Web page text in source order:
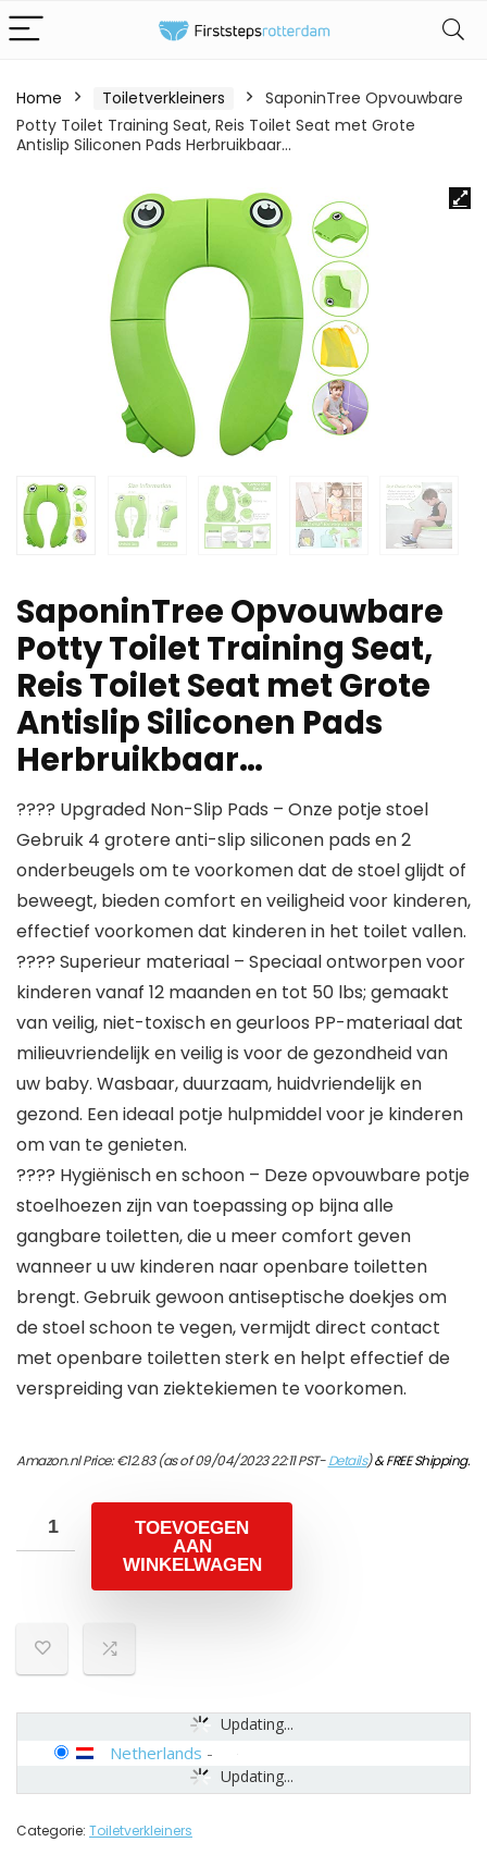
Home Toiletverkleiners
SaponinTree Opvouwbare
Potty Toilet Training Seat, Reis Toilet Seat met Grote
Antislip Siliconen Pads Herbruikbaar…
SaponinTree Opvouwbare
Potty Toilet Training Seat,
Reis Toilet Seat met Grote
Antislip Siliconen Pads
Herbruikbaar…
???? Upgraded Non-Slip Pads – Onze potje stoel
Gebruik 4 grotere anti-slip siliconen pads en 2
onderbeugels om te voorkomen dat de stoel glijdt of
beweegt, bieden comfort en veiligheid voor kinderen,
effectief voorkomen dat kinderen in het toilet vallen.
???? Superieur materiaal – Speciaal ontworpen voor
kinderen vanaf 12 maanden en tot 50 lbs; gemaakt
van veilig, niet-toxisch en geurloos PP-materiaal dat
milieuvriendelijk en veilig is voor de gezondheid van
uw baby. Wasbaar, duurzaam, huidvriendelijk en
gezond. Een ideaal potje hulpmiddel voor je kinderen
om van te genieten.
???? Hygiënisch en schoon – Deze opvouwbare potje
stoelhoezen zijn van toepassing op bijna alle
gangbare toiletten, die u meer comfort geven
wanneer u uw kinderen naar openbare toiletten
brengt. Gebruik gewoon antiseptische doekjes om
de stoel schoon te vegen, vermijdt direct contact
met openbare toiletten sterk en helpt effectief de
verspreiding van ziektekiemen te voorkomen.
Amazon.nl Price:€12.83(as of 09/04/2023 22:11 PST-Details)&FREE Shipping.
TOEVOEGEN
AAN
WINKELWAGEN
Updating...
Updating...
Netherlands -
Categorie: Toiletverkleiners